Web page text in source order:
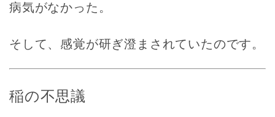
病気がなかった。
そして、感覚が研ぎ澄まされていたのです。
稲の不思議